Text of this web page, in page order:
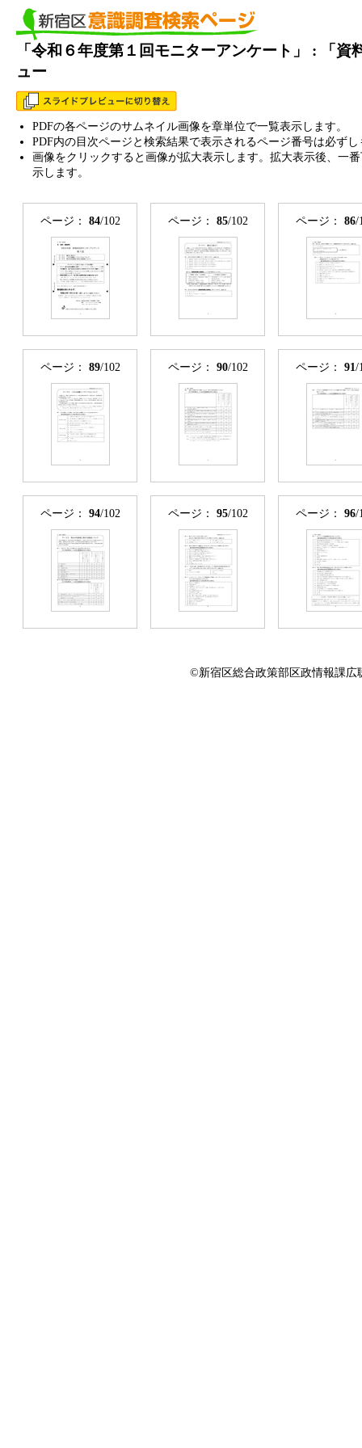
「令和６年度第１回モニターアンケート」 : 「
ュー
PDFの各ページのサムネイル画像を章単位で一覧表示します。
PDF内の目次ページと検索結果で表示されるページ番号は必ず
画像をクリックすると画像が拡大表示します。拡大表示後、一
示します。
ページ： 84/102 ページ： 85/102 ページ： 86/
ページ： 89/102 ページ： 90/102 ページ： 91/
ページ： 94/102 ページ： 95/102 ページ： 96/
©新宿区総合政策部区政情報課